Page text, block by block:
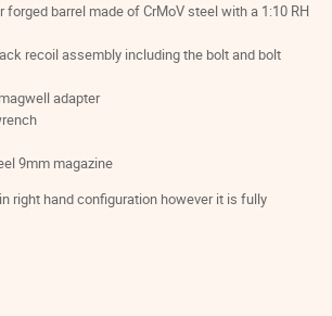
forged barrel made of CrMoV steel with a 1:10 RH
recoil assembly including the bolt and bolt
adapter
9mm magazine
right hand configuration however it is fully